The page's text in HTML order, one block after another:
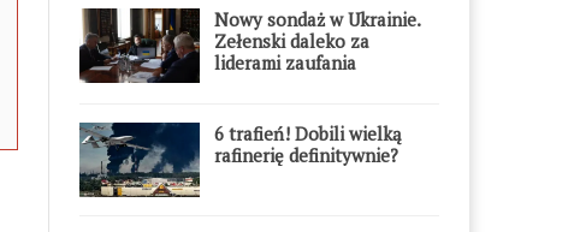
Nowy sondaż w Ukrainie.
Zełenski daleko za
liderami zaufania
6 trafień! Dobili wielką
rafinerię definitywnie?